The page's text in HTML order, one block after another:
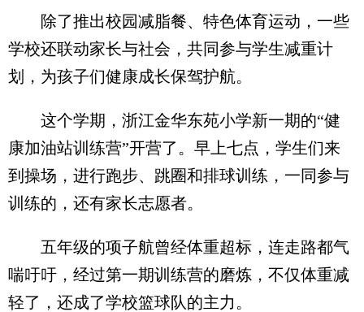
除了推出校园减脂餐、特色体育运动，一些
学校还联动家长与社会，共同参与学生减重计
划，为孩子们健康成长保驾护航。
这个学期，浙江金华东苑小学新一期的“健
康加油站训练营”开营了。早上七点，学生们来
到操场，进行跑步、跳圈和排球训练，一同参与
训练的，还有家长志愿者。
五年级的项子航曾经体重超标，连走路都气
喘吁吁，经过第一期训练营的磨炼，不仅体重减
轻了，还成了学校篮球队的主力。